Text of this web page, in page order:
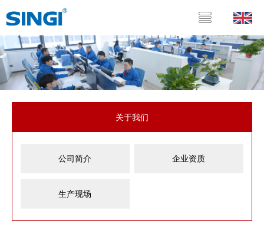
关于我们
公司简介 企业资质
生产现场